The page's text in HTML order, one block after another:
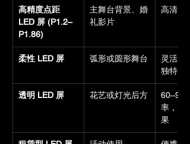
高精度点距
LED 屏 (P1.2–
P1.86)
主舞台背景、婚
礼影片
高清无
柔性 LED 屏 弧形或圆形舞台
灵活造
独特
透明 LED 屏 花艺或灯光后方
率，梦
果